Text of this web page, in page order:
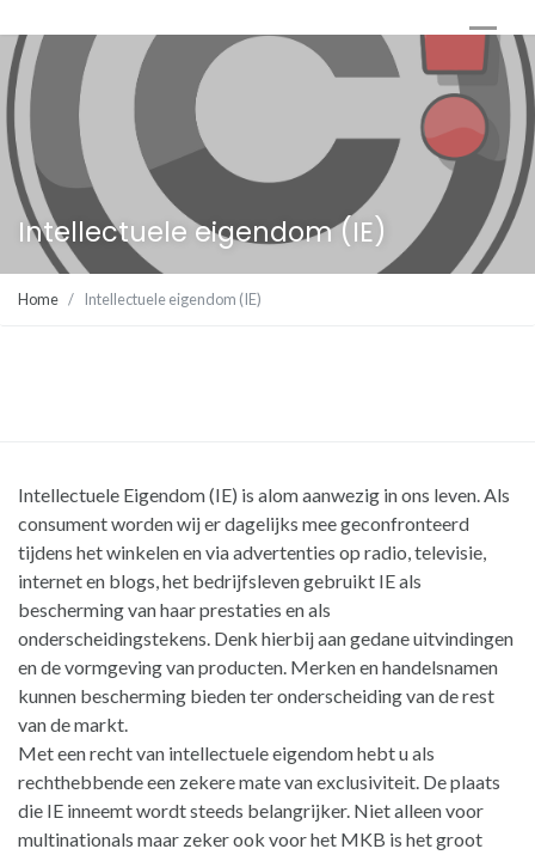
Intellectuele eigendom (IE)
Home Intellectuele eigendom (IE)
Intellectuele Eigendom (IE) is alom aanwezig in ons leven. Als
consument worden wij er dagelijks mee geconfronteerd
tijdens het winkelen en via advertenties op radio, televisie,
internet en blogs, het bedrijfsleven gebruikt IE als
bescherming van haar prestaties en als
onderscheidingstekens. Denk hierbij aan gedane uitvindingen
en de vormgeving van producten. Merken en handelsnamen
kunnen bescherming bieden ter onderscheiding van de rest
van de markt.
Met een recht van intellectuele eigendom hebt u als
rechthebbende een zekere mate van exclusiviteit. De plaats
die IE inneemt wordt steeds belangrijker. Niet alleen voor
multinationals maar zeker ook voor het MKB is het groot